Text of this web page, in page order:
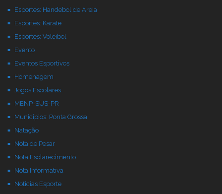
Esportes: Handebol de Areia
Esportes: Karate
Esportes: Voleibol
Evento
Eventos Esportivos
Homenagem
Jogos Escolares
MENP-SUS-PR
Municipios: Ponta Grossa
Natação
Nota de Pesar
Nota Esclarecimento
Nota Informativa
Noticias Esporte